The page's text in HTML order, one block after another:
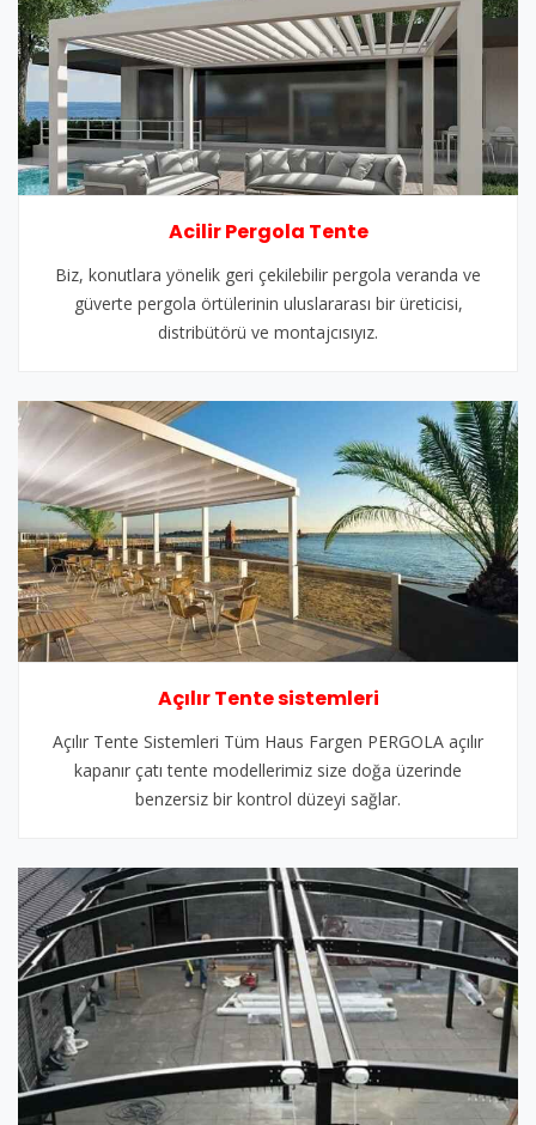
Acilir Pergola Tente
Biz, konutlara yönelik geri çekilebilir pergola veranda ve
güverte pergola örtülerinin uluslararası bir üreticisi,
distribütörü ve montajcısıyız.
Açılır Tente sistemleri
Açılır Tente Sistemleri Tüm Haus Fargen PERGOLA açılır
kapanır çatı tente modellerimiz size doğa üzerinde
benzersiz bir kontrol düzeyi sağlar.